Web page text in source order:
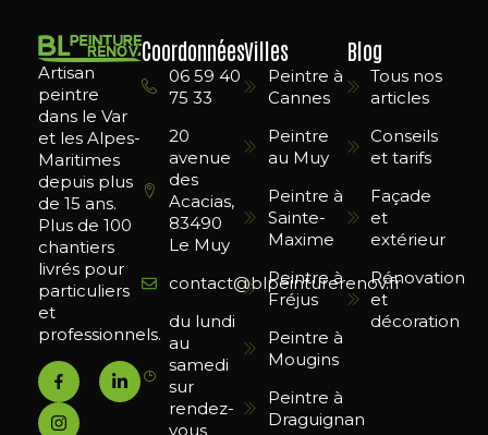
Artisan
peintre
dans le Var
et les Alpes-
Maritimes
depuis plus
de 15 ans.
Plus de 100
chantiers
livrés pour
particuliers
et
professionnels.
Coordonnées
06 59 40
75 33
20
avenue
des
Acacias,
83490
Le Muy
contact@blpeinturerenov.fr
du lundi
au
samedi
sur
rendez-
vous
Villes
Peintre à
Cannes
Peintre
au Muy
Peintre à
Sainte-
Maxime
Peintre à
Fréjus
Peintre à
Mougins
Peintre à
Draguignan
Blog
Tous nos
articles
Conseils
et tarifs
Façade
et
extérieur
Rénovation
et
décoration